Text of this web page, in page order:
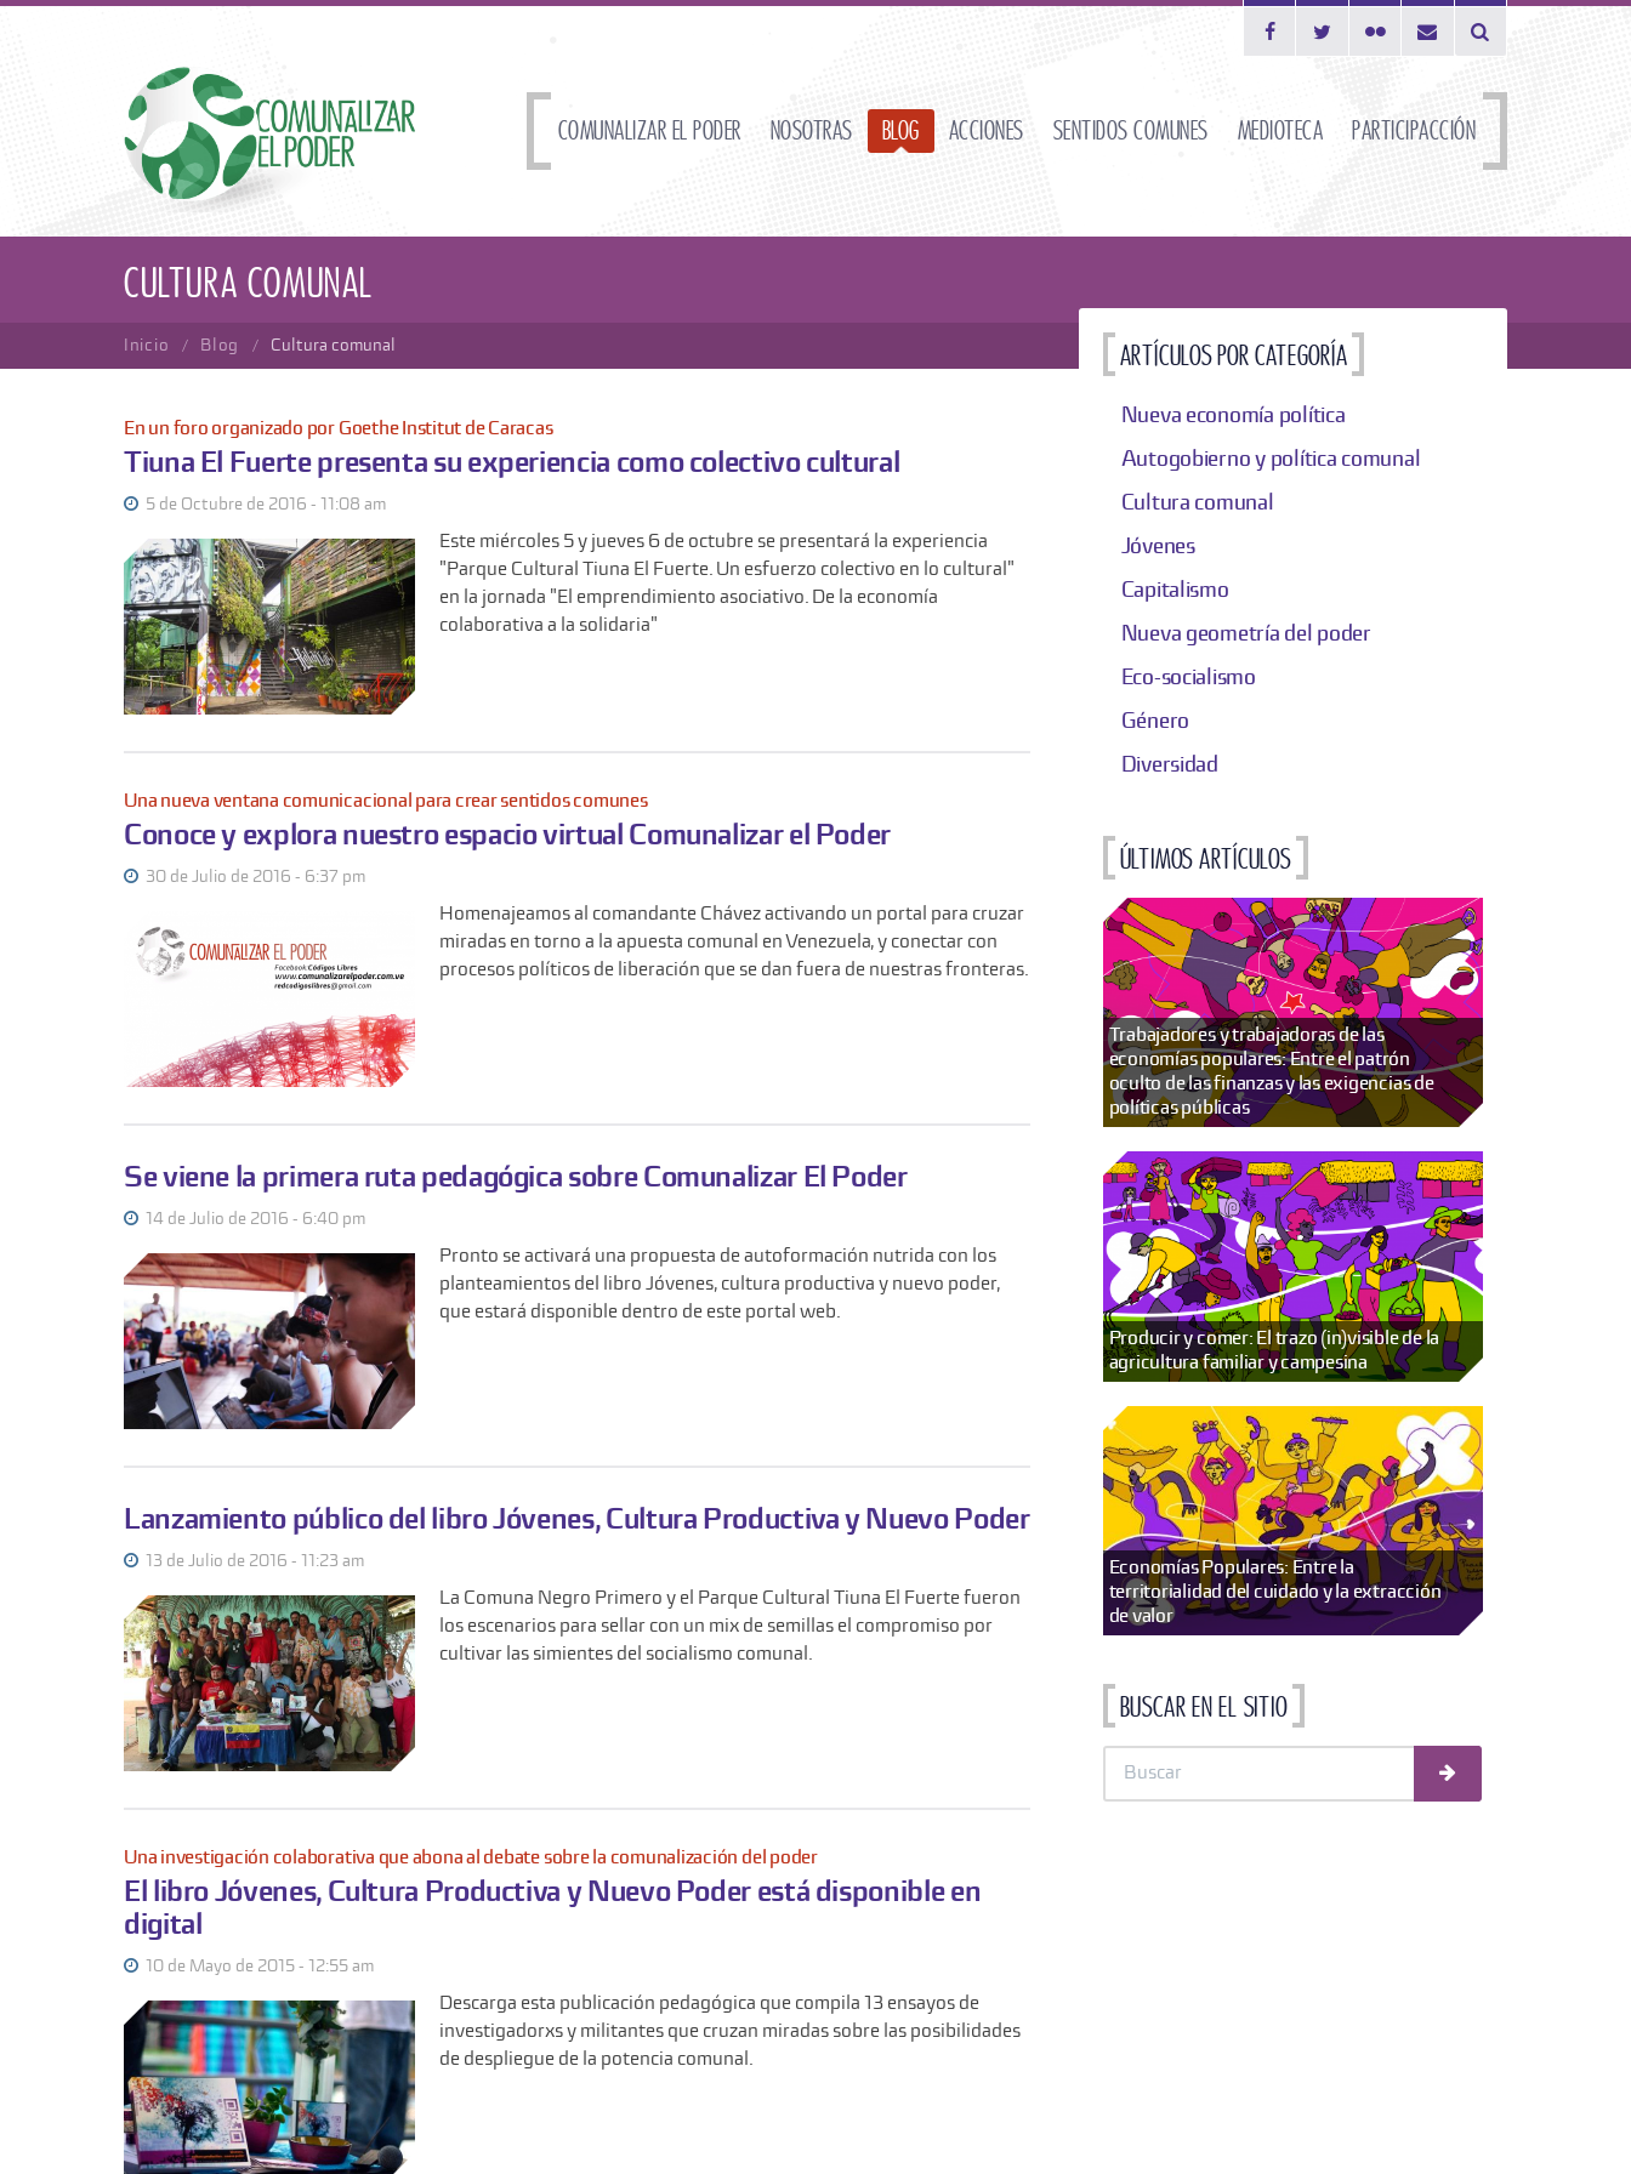
Desplegar el
Comunalizar el poder Nosotras Blog Acciones Sentidos comunes Medioteca ParticipAcción
Cultura comunal
Inicio Blog Cultura comunal
En un foro organizado por Goethe Institut de Caracas
Tiuna El Fuerte presenta su experiencia como colectivo cultural
5 de Octubre de 2016 - 11:08 am
Este miércoles 5 y jueves 6 de octubre se presentará la experiencia
"Parque Cultural Tiuna El Fuerte. Un esfuerzo colectivo en lo cultural"
en la jornada "El emprendimiento asociativo. De la economía
colaborativa a la solidaria"
Una nueva ventana comunicacional para crear sentidos comunes
Conoce y explora nuestro espacio virtual Comunalizar el Poder
30 de Julio de 2016 - 6:37 pm
Homenajeamos al comandante Chávez activando un portal para cruzar
miradas en torno a la apuesta comunal en Venezuela, y conectar con
procesos políticos de liberación que se dan fuera de nuestras fronteras.
Se viene la primera ruta pedagógica sobre Comunalizar El Poder
14 de Julio de 2016 - 6:40 pm
Pronto se activará una propuesta de autoformación nutrida con los
planteamientos del libro Jóvenes, cultura productiva y nuevo poder,
que estará disponible dentro de este portal web.
Lanzamiento público del libro Jóvenes, Cultura Productiva y Nuevo Poder
13 de Julio de 2016 - 11:23 am
La Comuna Negro Primero y el Parque Cultural Tiuna El Fuerte fueron
los escenarios para sellar con un mix de semillas el compromiso por
cultivar las simientes del socialismo comunal.
Una investigación colaborativa que abona al debate sobre la comunalización del poder
El libro Jóvenes, Cultura Productiva y Nuevo Poder está disponible en
digital
10 de Mayo de 2015 - 12:55 am
Descarga esta publicación pedagógica que compila 13 ensayos de
investigadorxs y militantes que cruzan miradas sobre las posibilidades
de despliegue de la potencia comunal.
Artículos por categoría
Nueva economía política
Autogobierno y política comunal
Cultura comunal
Jóvenes
Capitalismo
Nueva geometría del poder
Eco-socialismo
Género
Diversidad
Últimos artículos
Trabajadores y trabajadoras de las
economías populares: Entre el patrón
oculto de las finanzas y las exigencias de
políticas públicas
Producir y comer: El trazo (in)visible de la
agricultura familiar y campesina
Economías Populares: Entre la
territorialidad del cuidado y la extracción
de valor
Buscar en el sitio